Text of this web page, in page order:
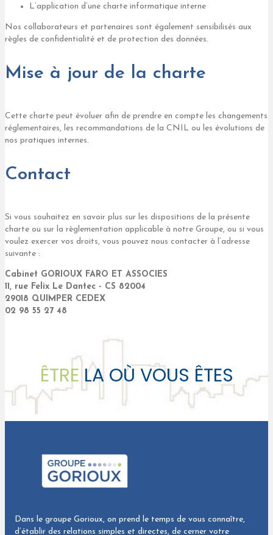
L’application d’une charte informatique interne
Nos collaborateurs et partenaires sont également sensibilisés aux
règles de confidentialité et de protection des données.
Mise à jour de la charte
Cette charte peut évoluer afin de prendre en compte les changements
réglementaires, les recommandations de la CNIL ou les évolutions de
nos pratiques internes.
Contact
Si vous souhaitez en savoir plus sur les dispositions de la présente
charte ou sur la règlementation applicable à notre Groupe, ou si vous
voulez exercer vos droits, vous pouvez nous contacter à l’adresse
suivante :
Cabinet GORIOUX FARO ET ASSOCIES
11, rue Felix Le Dantec - CS 82004
29018 QUIMPER CEDEX
02 98 55 27 48
ÊTRE LA OÙ VOUS ÊTES
Dans le groupe Gorioux, on prend le temps de vous connaître,
d’établir des relations simples et directes, de cerner votre